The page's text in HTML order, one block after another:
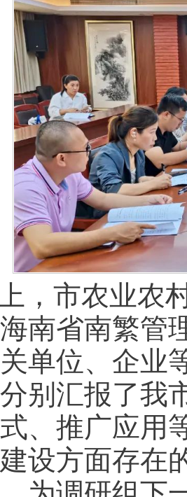
，市农业农
南省南繁管
单位、企业
别汇报了我
、推广应用
设方面存在